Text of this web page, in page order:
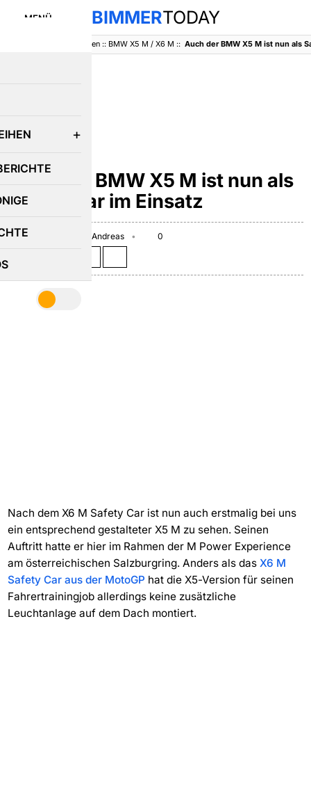
MENÜ BIMMERTODAY
Baureihen:: BMW X5 M / X6 M :: Auch der BMW X5 M ist nun als
Auch der BMW X5 M ist nun als
Safety Car im Einsatz
January 9, 2010 Andreas
0
Nach dem X6 M Safety Car ist nun auch erstmalig bei uns
ein entsprechend gestalteter X5 M zu sehen. Seinen
Auftritt hatte er hier im Rahmen der M Power Experience
am österreichischen Salzburgring. Anders als das X6 M
Safety Car aus der MotoGP hat die X5-Version für seinen
Fahrertrainingjob allerdings keine zusätzliche
Leuchtanlage auf dem Dach montiert.